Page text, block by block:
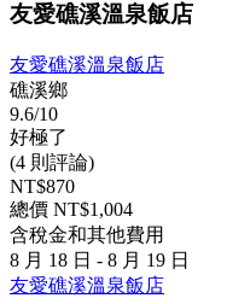
友愛礁溪溫泉飯店
友愛礁溪溫泉飯店
礁溪鄉
9.6/10
好極了
(4 則評論)
NT$870
總價 NT$1,004
含稅金和其他費用
8 月 18 日 - 8 月 19 日
友愛礁溪溫泉飯店